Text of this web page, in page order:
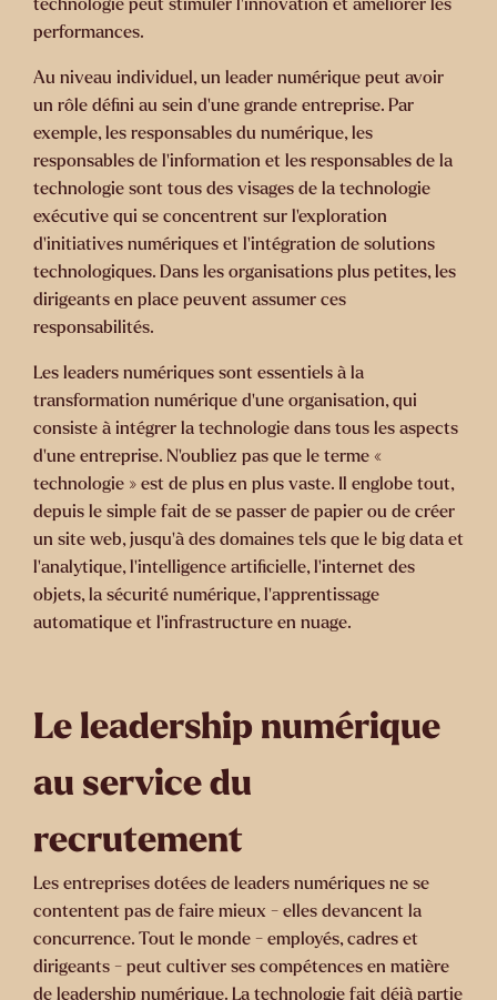
technologie peut stimuler l'innovation et améliorer les
performances.
Au niveau individuel, un leader numérique peut avoir
un rôle défini au sein d'une grande entreprise. Par
exemple, les responsables du numérique, les
responsables de l'information et les responsables de la
technologie sont tous des visages de la technologie
exécutive qui se concentrent sur l'exploration
d'initiatives numériques et l'intégration de solutions
technologiques. Dans les organisations plus petites, les
dirigeants en place peuvent assumer ces
responsabilités.
Les leaders numériques sont essentiels à la
transformation numérique d'une organisation, qui
consiste à intégrer la technologie dans tous les aspects
d'une entreprise. N'oubliez pas que le terme «
technologie » est de plus en plus vaste. Il englobe tout,
depuis le simple fait de se passer de papier ou de créer
un site web, jusqu'à des domaines tels que le big data et
l'analytique, l'intelligence artificielle, l'internet des
objets, la sécurité numérique, l'apprentissage
automatique et l'infrastructure en nuage.
Le leadership numérique
au service du
recrutement
Les entreprises dotées de leaders numériques ne se
contentent pas de faire mieux - elles devancent la
concurrence. Tout le monde - employés, cadres et
dirigeants - peut cultiver ses compétences en matière
de leadership numérique. La technologie fait déjà partie